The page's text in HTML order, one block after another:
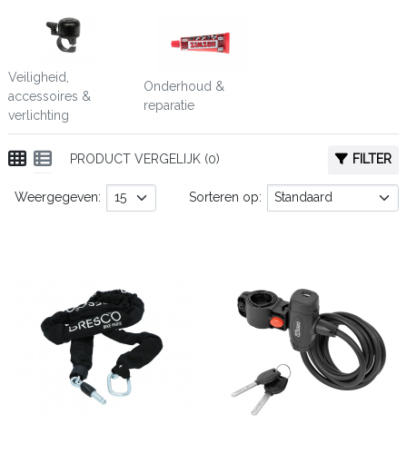
Veiligheid,
accessoires &
verlichting
Onderhoud &
reparatie
FILTER
PRODUCT VERGELIJK (0)
Weergegeven: Sorteren op: